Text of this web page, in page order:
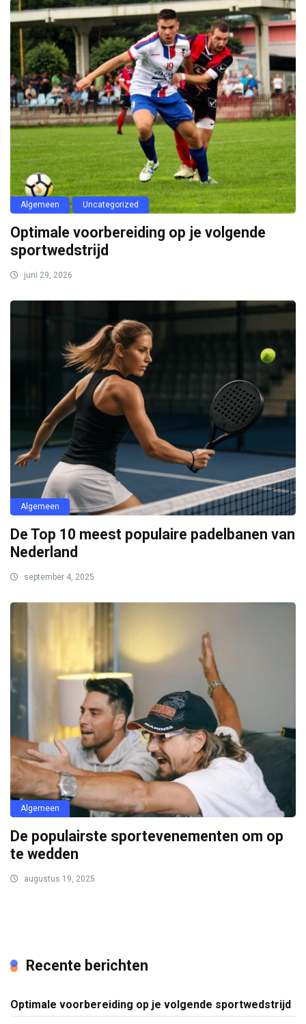
Algemeen Uncategorized
Optimale voorbereiding op je volgende
sportwedstrijd
juni 29, 2026
Algemeen
De Top 10 meest populaire padelbanen van
Nederland
september 4, 2025
Algemeen
De populairste sportevenementen om op
te wedden
augustus 19, 2025
Recente berichten
Optimale voorbereiding op je volgende sportwedstrijd